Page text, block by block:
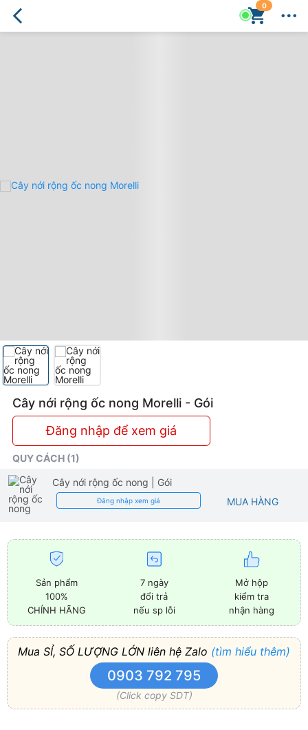
0
Cây
Cây nới rộng ốc nong Morelli - Gói
Đăng nhập để xem giá
QUY CÁCH (1)
Cây nới rộng ốc nong | Gói
Đăng nhập xem giá MUA HÀNG
Sản phẩm
100%
CHÍNH HÃNG
7 ngày
đổi trả
nếu sp lỗi
Mở hộp
kiểm tra
nhận hàng
Mua SỈ, SỐ LƯỢNG LỚN liên hệ Zalo (tìm hiểu thêm)
0903 792 795
(Click copy SDT)